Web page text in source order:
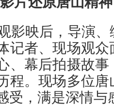
影映后，导演
记者、现场观
、幕后拍摄故
程。现场多位
受，满是深情与